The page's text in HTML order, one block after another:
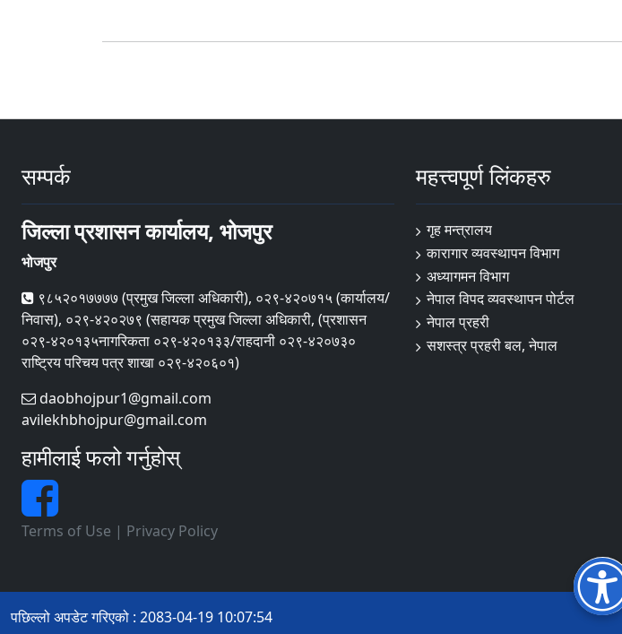
सम्पर्क
जिल्ला प्रशासन कार्यालय, भोजपुर
भोजपुर
९८५२०१७७७७ (प्रमुख जिल्ला अधिकारी), ०२९-४२०७१५ (कार्यालय/
निवास), ०२९-४२०२७९ (सहायक प्रमुख जिल्ला अधिकारी, (प्रशासन
०२९-४२०१३५नागरिकता ०२९-४२०१३३/राहदानी ०२९-४२०७३०
राष्ट्रिय परिचय पत्र शाखा ०२९-४२०६०१)
daobhojpur1@gmail.com
avilekhbhojpur@gmail.com
हामीलाई फलो गर्नुहोस्
Terms of Use | Privacy Policy
महत्त्वपूर्ण लिंकहरु
गृह मन्त्रालय
कारागार व्यवस्थापन विभाग
अध्यागमन विभाग
नेपाल विपद व्यवस्थापन पोर्टल
नेपाल प्रहरी
सशस्त्र प्रहरी बल, नेपाल
पछिल्लो अपडेट गरिएको : 2083-04-19 10:07:54